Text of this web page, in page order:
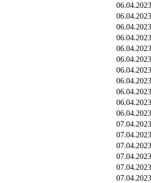
06.04.2023
06.04.2023
06.04.2023
06.04.2023
06.04.2023
06.04.2023
06.04.2023
06.04.2023
06.04.2023
06.04.2023
06.04.2023
07.04.2023
07.04.2023
07.04.2023
07.04.2023
07.04.2023
07.04.2023